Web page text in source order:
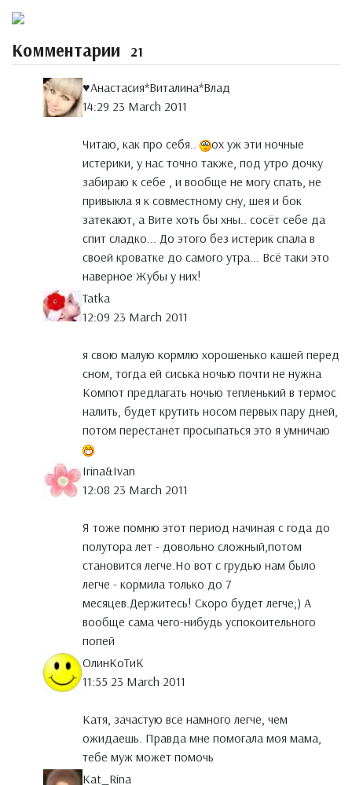
Комментарии 21
♥Анастасия*Виталина*Влад
14:29 23 March 2011
Читаю, как про себя..
ох уж эти ночные
истерики, у нас точно также, под утро дочку
забираю к себе , и вообще не могу спать, не
привыкла я к совместному сну, шея и бок
затекают, а Вите хоть бы хны.. сосёт себе да
спит сладко... До этого без истерик спала в
своей кроватке до самого утра... Всё таки это
наверное Жубы у них!
Tatka
12:09 23 March 2011
я свою малую кормлю хорошенько кашей перед
сном, тогда ей сиська ночью почти не нужна
Компот предлагать ночью тепленький в термос
налить, будет крутить носом первых пару дней,
потом перестанет просыпаться это я умничаю
Irina&Ivan
12:08 23 March 2011
Я тоже помню этот период начиная с года до
полутора лет - довольно сложный,потом
становится легче.Но вот с грудью нам было
легче - кормила только до 7
месяцев.Держитесь! Скоро будет легче;) А
вообще сама чего-нибудь успокоительного
попей
ОлинКоТиК
11:55 23 March 2011
Катя, зачастую все намного легче, чем
ожидаешь. Правда мне помогала моя мама,
тебе муж может помочь
Kat_Rina